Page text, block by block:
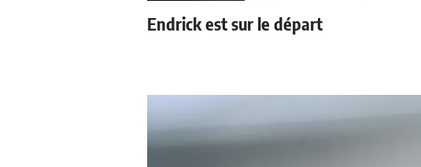
Endrick est sur le départ